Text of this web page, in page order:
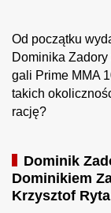
Od początku
Dominika
gali Prime MMA
takich
rację?
Dominik
Dominikiem
Krzysztof